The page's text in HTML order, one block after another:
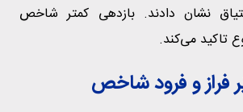
نشان دادند. بازدهی کمتر شاخص
تاکید می‌کند.
فراز‌ و‌ فرود شاخص